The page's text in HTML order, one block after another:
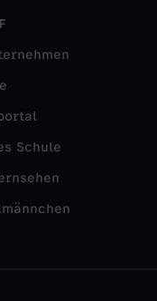
Schule